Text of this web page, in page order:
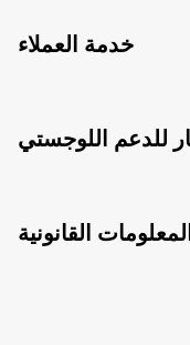
خدمة العملاء
للدعم اللوجستي
المعلومات القانونية